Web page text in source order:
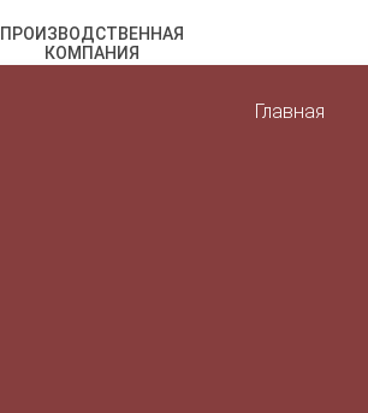
ПРОИЗВОДСТВЕННАЯ
КОМПАНИЯ
Главная